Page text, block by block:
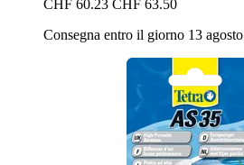
CHF 60.23 CHF 63.50
Consegna entro il giorno 13 agosto